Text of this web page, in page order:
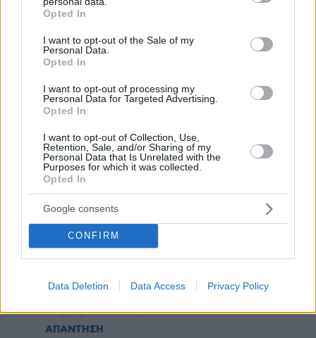
grant or deny consent to Google and its third-party tags to
use your data for below specified purposes in below Google
consent section.
Opted In
I want to opt-out of the Sale of my
Personal Data.
Opted In
I want to opt-out of processing my
Personal Data for Targeted Advertising.
Opted In
I want to opt-out of Collection, Use,
Retention, Sale, and/or Sharing of my
Personal Data that Is Unrelated with the
Purposes for which it was collected.
Opted In
Google consents
CONFIRM
Data Deletion Data Access Privacy Policy
09.06.2026, 22:04
Ο Ολυμπιακός αγόρασε τους διαιτητές της
Ευρωλιγκας και του Ελληνικου πρωταθλήματος.
Λόγω διαιτητών βγήκε πρώτος και στις δύο
διοργανώσεις. Μάλιστα δεν τους εξαγορασε τα
προηγούμενα χρόνια όπου και πάλι η ομαδα έβγαζε
ματια αλλα μόνο φέτος! Μπράβο στον αταμαν και
στον πρόεδρο του! Επιχειρήματα τόσο αστεια που θα
έπρεπε να ντρέπονται!
ΑΠΑΝΤΗΣΗ
ΧΡΗΣΤΟΣ
09.06.2026, 22:10
Aσε το D και ψαξε το σημειο G
ΑΠΑΝΤΗΣΗ
10.06.2026, 03:21
Το βρήκα και σε τρελανα!
ΑΠΑΝΤΗΣΗ